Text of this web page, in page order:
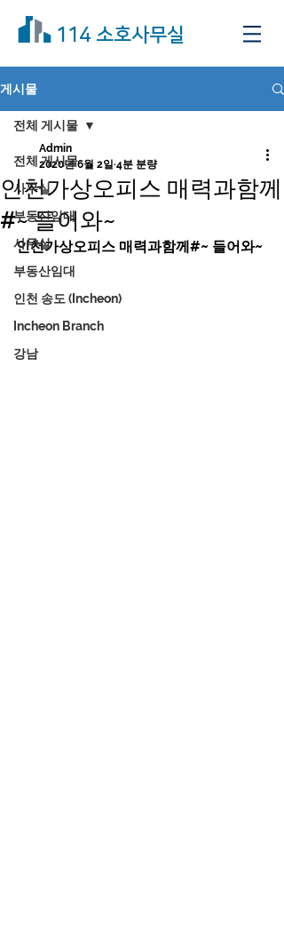
114 소호사무실
게시물
전체 게시물
사무실
부동산임대
사무실
부동산임대
인천 송도 (Incheon)
Incheon Branch
강남
전체 게시물
인천가상오피스 매력과함께
#~ 들어와~
Admin
2020년 6월 2일 4분 분량